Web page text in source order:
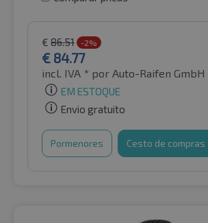
€ 86.51 -2%
€ 84.77
incl. IVA * por Auto-Raifen GmbH
EM ESTOQUE
Envio gratuito
Pormenores Cesto de compras